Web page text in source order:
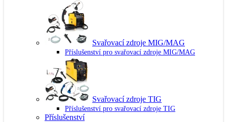
Svařovací zdroje MIG/MAG
Příslušenství pro svařovací zdroje MIG/MAG
Svařovací zdroje TIG
Příslušenství pro svařovací zdroje TIG
Příslušenství